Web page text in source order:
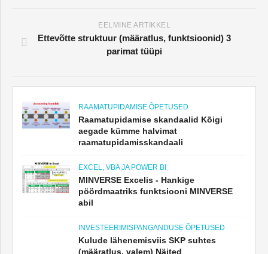
EELMINE ARTIKKEL
Ettevõtte struktuur (määratlus, funktsioonid) 3
parimat tüüpi
RAAMATUPIDAMISE ÕPETUSED
Raamatupidamise skandaalid Kõigi
aegade kümme halvimat
raamatupidamisskandaali
EXCEL, VBA JA POWER BI
MINVERSE Excelis - Hankige
pöördmaatriks funktsiooni MINVERSE
abil
INVESTEERIMISPANGANDUSE ÕPETUSED
Kulude lähenemisviis SKP suhtes
(määratlus, valem) Näited